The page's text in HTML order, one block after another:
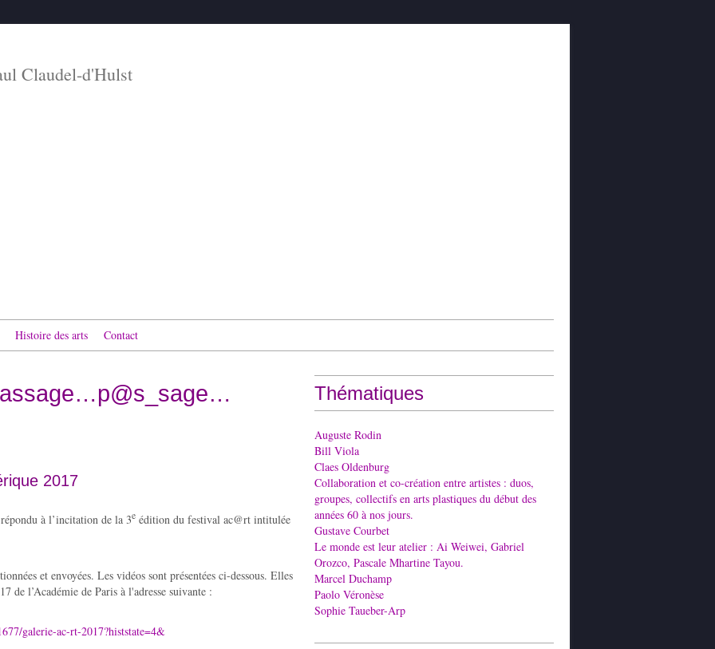
Claudel-d'Hulst
Histoire des arts Contact
2017
à l’incitation de la 3e édition du festival ac@rt intitulée
et envoyées. Les vidéos sont présentées ci-dessous. Elles
de l’Académie de Paris à l'adresse suivante :
galerie-ac-rt-2017?histstate=4&
Thématiques
Auguste Rodin
Bill Viola
Claes Oldenburg
Collaboration et co-création entre artistes : duos,
groupes, collectifs en arts plastiques du début des
années 60 à nos jours.
Gustave Courbet
Le monde est leur atelier : Ai Weiwei, Gabriel
Orozco, Pascale Mhartine Tayou.
Marcel Duchamp
Paolo Véronèse
Sophie Taueber-Arp